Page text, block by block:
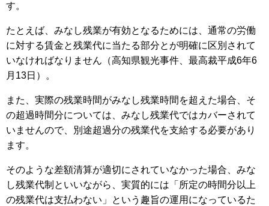
す。
たとえば、みなし残業が有効となるためには、通常の労働
に対する賃金と残業代に当たる部分とが明確に区別されて
いなければなりません（高知県観光事件、最高裁平成6年6
月13日）。
また、実際の残業時間がみなし残業時間を超えた場合、そ
の超過時間分については、みなし残業代ではカバーされて
いませんので、別途超過分の残業代を支給する必要があり
ます。
そのような差額清算が適切にされていなかった場合、みな
し残業代制といいながら、実質的には「所定の時間分以上
の残業代は支払わない」という趣旨の運用になっているた